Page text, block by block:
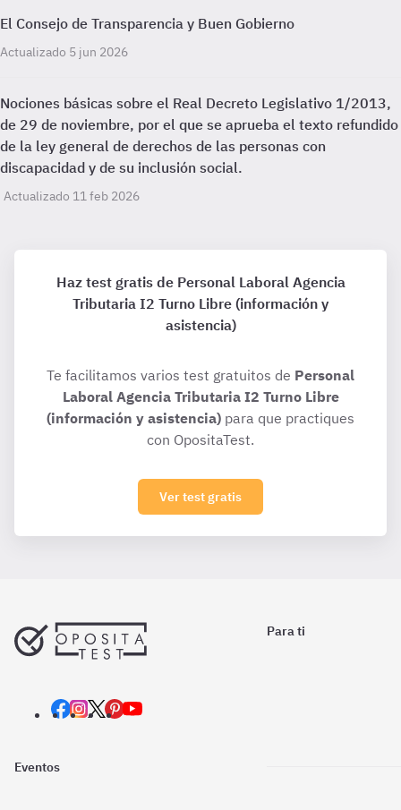
El Consejo de Transparencia y Buen Gobierno
Actualizado 5 jun 2026
Nociones básicas sobre el Real Decreto Legislativo 1/2013,
de 29 de noviembre, por el que se aprueba el texto refundido
de la ley general de derechos de las personas con
discapacidad y de su inclusión social.
Actualizado 11 feb 2026
Haz test gratis de Personal Laboral Agencia
Tributaria I2 Turno Libre (información y
asistencia)
Te facilitamos varios test gratuitos de Personal
Laboral Agencia Tributaria I2 Turno Libre
(información y asistencia) para que practiques
con OpositaTest.
Ver test gratis
Para ti
Eventos